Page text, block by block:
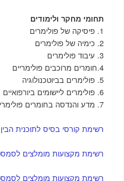
תחומי מחקר ולימודים
1. פיסיקה של פולימרים
2. כימיה של פולימרים
3. עיבוד פולימרים
4.חומרים מרוכבים פולימריים
5. פולימרים בביוטכנולוגיה
6. פולימרים ליישומים ביורפואיים
7. מדע והנדסה בחומרים פולימריים
רשימת קורסי בסיס לתוכנית
רשימת מקצועות מומלצים
רשימת מקצועות מומלצים